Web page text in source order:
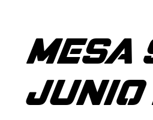
MESA
JUNIO